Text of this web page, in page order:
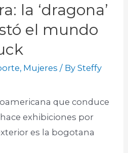
la ‘dragona’
el mundo
, Mujeres / BySteffy
que conduce
exhibiciones por
es la bogotana